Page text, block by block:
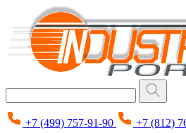
+7 (499) 757-91-90 +7 (812)